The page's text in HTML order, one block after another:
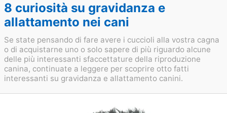
8 curiosità su gravidanza e
allattamento nei cani
Se state pensando di fare avere i cuccioli alla vostra cagna
o di acquistarne uno o solo sapere di più riguardo alcune
delle più interessanti sfaccettature della riproduzione
canina, continuate a leggere per scoprire otto fatti
interessanti su gravidanza e allattamento canini.